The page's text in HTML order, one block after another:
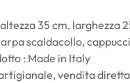
35 cm, larghezza
scaldacollo,
: Made in Italy
vendita